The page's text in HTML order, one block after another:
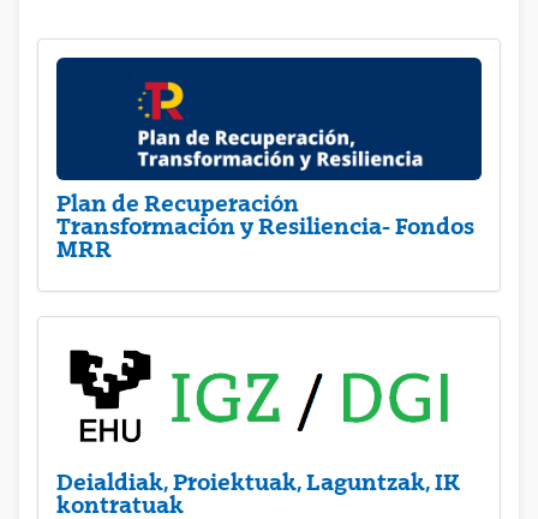
Plan de Recuperación
Transformación y Resiliencia- Fondos
MRR
Deialdiak, Proiektuak, Laguntzak, IK
kontratuak